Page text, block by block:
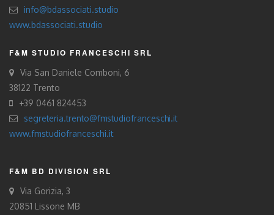
info@bdassociati.studio
www.bdassociati.studio
F&M STUDIO FRANCESCHI SRL
Via San Daniele Comboni, 6
38122 Trento
+39 0461 824453
segreteria.trento@fmstudiofranceschi.it
www.fmstudiofranceschi.it
F&M BD DIVISION SRL
Via Gorizia, 3
20851 Lissone MB